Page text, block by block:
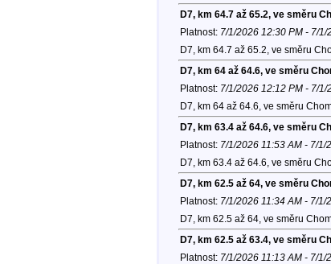
D7, km 64.7 až 65.2, ve směru
Platnost: 7/1/2026 12:30 PM - 7/1/
D7, km 64.7 až 65.2, ve směru
D7, km 64 až 64.6, ve směru
Platnost: 7/1/2026 12:12 PM - 7/1/
D7, km 64 až 64.6, ve směru
D7, km 63.4 až 64.6, ve směru
Platnost: 7/1/2026 11:53 AM - 7/1/
D7, km 63.4 až 64.6, ve směru
D7, km 62.5 až 64, ve směru
Platnost: 7/1/2026 11:34 AM - 7/1/
D7, km 62.5 až 64, ve směru
D7, km 62.5 až 63.4, ve směru
Platnost: 7/1/2026 11:13 AM - 7/1/